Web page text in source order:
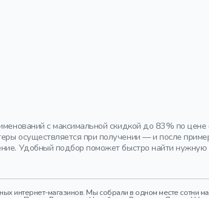
с максимальной скидкой до 83% по
осуществляется при получении — и после
Удобный подбор поможет быстро найти
интернет-магазинов. Мы собрали в одном месте сотни